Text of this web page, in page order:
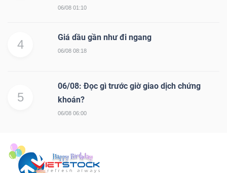
06/08 01:10
4
Giá dầu gần như đi ngang
06/08 08:18
5
06/08: Đọc gì trước giờ giao dịch chứng
khoán?
06/08 06:00
Công
tư